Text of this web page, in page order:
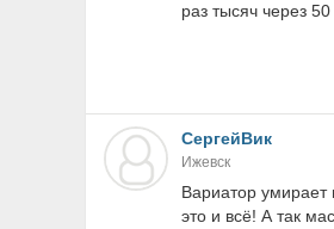
раз тысяч через 50
СергейВик
Ижевск
Вариатор умирает
это и всё! А так